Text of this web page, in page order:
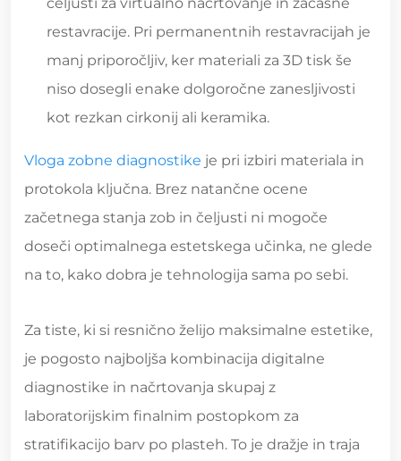
restavracije. Pri permanentnih restavracijah je
manj priporočljiv, ker materiali za 3D tisk še
niso dosegli enake dolgoročne zanesljivosti
kot rezkan cirkonij ali keramika.
Vloga zobne diagnostike je pri izbiri materiala in
protokola ključna. Brez natančne ocene
začetnega stanja zob in čeljusti ni mogoče
doseči optimalnega estetskega učinka, ne glede
na to, kako dobra je tehnologija sama po sebi.
Za tiste, ki si resnično želijo maksimalne estetike,
je pogosto najboljša kombinacija digitalne
diagnostike in načrtovanja skupaj z
laboratorijskim finalnim postopkom za
stratifikacijo barv po plasteh. To je dražje in traja